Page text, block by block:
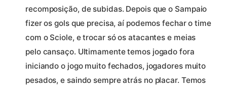
recomposição, de subidas. Depois que o Sampaio
fizer os gols que precisa, aí podemos fechar o time
com o Sciole, e trocar só os atacantes e meias
pelo cansaço. Ultimamente temos jogado fora
iniciando o jogo muito fechados, jogadores muito
pesados, e saindo sempre atrás no placar. Temos